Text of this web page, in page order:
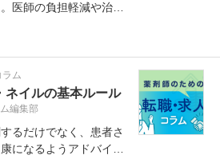
医師の負担軽減や治療
ム
ネイルの基本ルール
編集部
るだけでなく、患者さ
になるようアドバイス